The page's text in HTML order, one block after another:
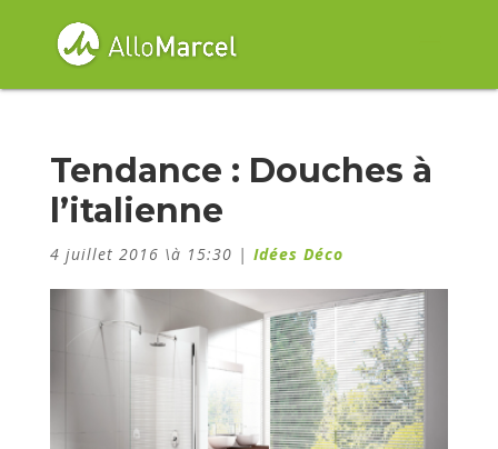
Tendance : Douches à
l’italienne
4 juillet 2016 \à 15:30 | Idées Déco